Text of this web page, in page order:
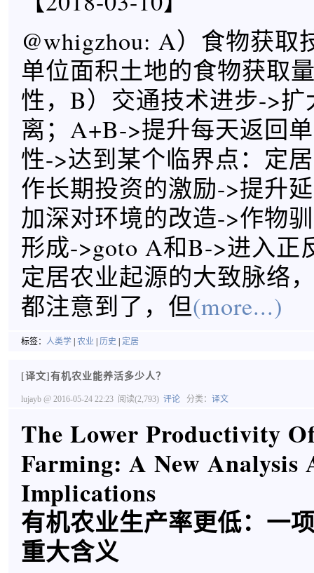
@whigzhou: A）食物获取
单位面积土地的食物获取
性，B）交通技术进步->
离；A+B->提升每天返回
性->达到某个临界点：定
作长期投资的激励->提升
加深对环境的改造->作物
形成->goto A和B->进入
定居农业起源的大致脉络
都注意到了，但(more...)
标签： 人类学 | 农业 | 历史 | 定居
[译文]有机农业能养活多少人？
lujayb @ 2016-05-24 22:23 阅读(2,793) 评论 分类： 译文
The Lower Productivity
Farming: A New Analysis
Implications
有机农业生产率更低：一
重大含义